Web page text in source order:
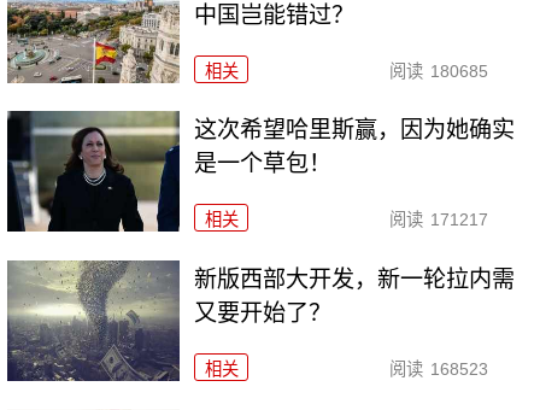
中国岂能错过？
相关 阅读 180685
这次希望哈里斯赢，因为她确实
是一个草包！
相关 阅读 171217
新版西部大开发，新一轮拉内需
又要开始了？
相关 阅读 168523